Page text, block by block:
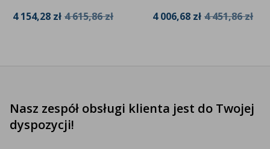
4 154,28 zł 4 615,86 zł 4 006,68 zł 4 451,86 zł
Nasz zespół obsługi klienta jest do Twojej
dyspozycji!